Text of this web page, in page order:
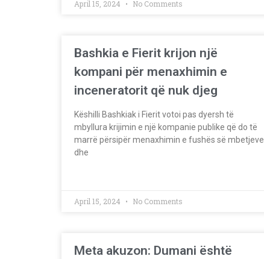
April 15, 2024 No Comments
Bashkia e Fierit krijon një
kompani për menaxhimin e
inceneratorit që nuk djeg
Këshilli Bashkiak i Fierit votoi pas dyersh të
mbyllura krijimin e një kompanie publike që do të
marrë përsipër menaxhimin e fushës së mbetjeve
dhe
April 15, 2024 No Comments
Meta akuzon: Dumani është